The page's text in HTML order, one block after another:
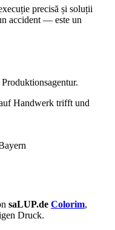
precisă și soluții
accident — este un
Handwerk trifft und
saLUP.de Colorim,
Druck.